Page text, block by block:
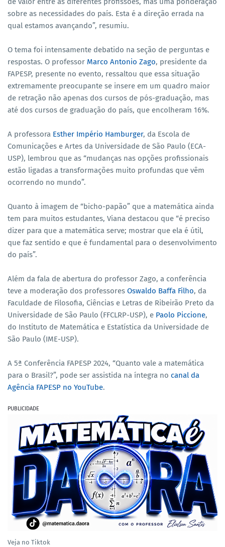
sobre as necessidades do país. Esta é a direção errada na
qual estamos avançando”, resumiu.
O tema foi intensamente debatido na seção de perguntas e
respostas. O professor Marco Antonio Zago, presidente da
FAPESP, presente no evento, ressaltou que essa situação
extremamente preocupante se insere em um quadro maior
de retração não apenas dos cursos de pós-graduação, mas
até dos cursos de graduação do país, que encolheram 16%.
A professora Esther Império Hamburger, da Escola de
Comunicações e Artes da Universidade de São Paulo (ECA-
USP), lembrou que as “mudanças nas opções profissionais
estão ligadas a transformações muito profundas que vêm
ocorrendo no mundo”.
Quanto à imagem de “bicho-papão” que a matemática ainda
tem para muitos estudantes, Viana destacou que “é preciso
dizer para que a matemática serve; mostrar que ela é útil,
que faz sentido e que é fundamental para o desenvolvimento
do país”.
Além da fala de abertura do professor Zago, a conferência
teve a moderação dos professores Oswaldo Baffa Filho, da
Faculdade de Filosofia, Ciências e Letras de Ribeirão Preto da
Universidade de São Paulo (FFCLRP-USP), e Paolo Piccione,
do Instituto de Matemática e Estatística da Universidade de
São Paulo (IME-USP).
A 5ª Conferência FAPESP 2024, “Quanto vale a matemática
para o Brasil?”, pode ser assistida na íntegra no canal da
Agência FAPESP no YouTube.
PUBLICIDADE
Veja no Tiktok